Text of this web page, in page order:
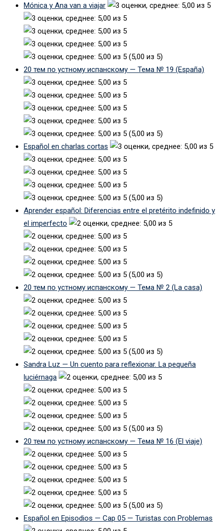
Mónica y Ana van a viajar
(5,00 из 5)
20 тем по устному испанскому — Тема № 19 (España)
(5,00 из 5)
Español en charlas cortas
(5,00 из 5)
Aprender español: Diferencias entre el pretérito indefinido y
el imperfecto
(5,00 из 5)
20 тем по устному испанскому — Тема № 2 (La casa)
(5,00 из 5)
Sandra Luz — Un cuento para reflexionar. La pequeña
luciérnaga
(5,00 из 5)
20 тем по устному испанскому — Тема № 16 (El viaje)
(5,00 из 5)
Español en Episodios — Cap 05 — Turistas con Problemas